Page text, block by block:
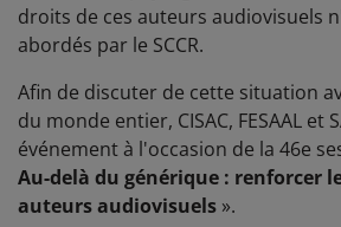
droits de ces auteurs audiovisuels
abordés par le SCCR.
Afin de discuter de cette situation
du monde entier, CISAC, FESAAL et
événement à l'occasion de la 46e
Au-delà du générique : renforcer
auteurs audiovisuels ».